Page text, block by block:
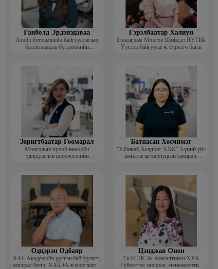
Ганболд Эрдэнэдаваа
Азийн бүтээмжийн байгууллагаар
баталгаажсан бүтээмжийн
Гэрэлбаатар Халиун
Еннеаграм Монгол Шийдэл НҮТББ
Үүсгэн байгуулагч, сургагч багш
Зоригтбаатар Гоомарал
Монголын хүний нөөцийн
удирдлагын шинэчлэлийн
Батнасан Хосчимэг
"Юбикаб Холдинг ХХК" Хүний үйл
ажиллагаа хариуцсан захирал,
Одцэрэн Одбаяр
ХАБ Академийн үүсгэн байгуулагч,
захирал багш, ХАБЭА-н мэргэшсэн
Цэнджав Онон
Ти И Эй Эм Консалтинси ХХК
-Гүйцэтгэх захирал, менежментийн